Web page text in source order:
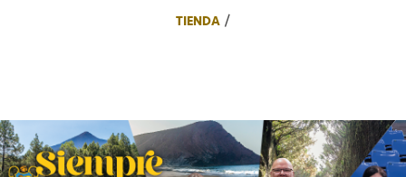
TIENDA